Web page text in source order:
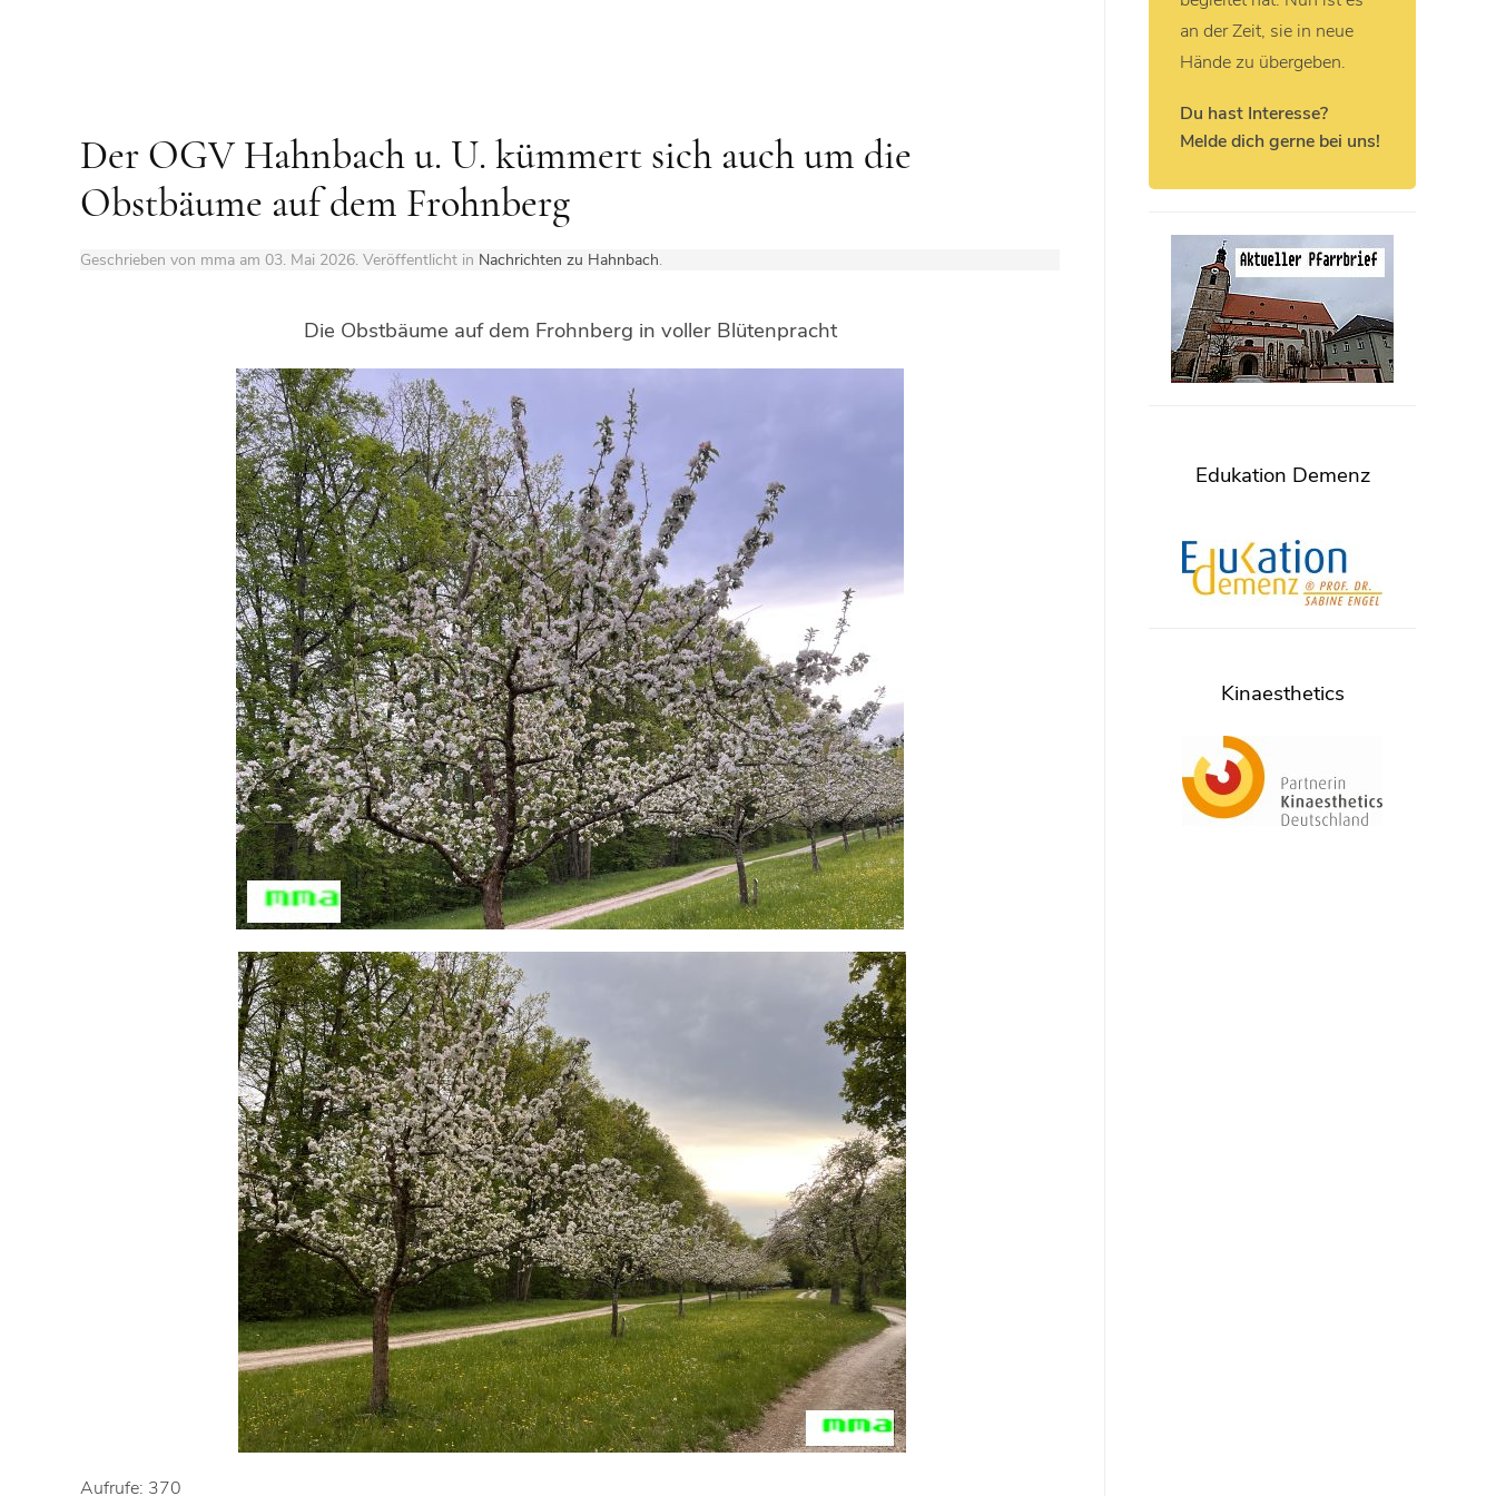
Der OGV Hahnbach u. U. kümmert sich auch um die
Obstbäume auf dem Frohnberg
Geschrieben von mma am 03. Mai 2026. Veröffentlicht in Nachrichten zu Hahnbach.
Die Obstbäume auf dem Frohnberg in voller Blütenpracht
Aufrufe: 370
an der Zeit, sie in neue
Hände zu übergeben.
Du hast Interesse?
Melde dich gerne bei uns!
Edukation Demenz
Kinaesthetics